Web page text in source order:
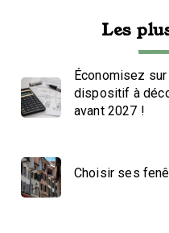
Les
Économisez
dispositif à
avant 2027 !
Choisir ses